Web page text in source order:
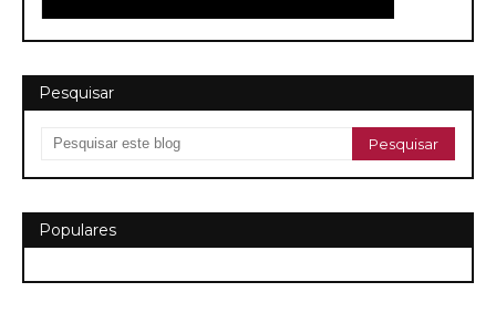
Pesquisar
Populares